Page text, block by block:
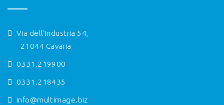
Via dell'Industria 54,
21044 Cavaria
0331.219900
0331.218435
info@multimage.biz